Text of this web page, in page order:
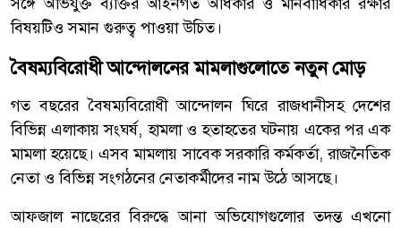
বিষয়টিও সমান গুরুত্ব পাওয়া উচিত।
বৈষম্যবিরোধী আন্দোলনের মামলাগুলোতে নতুন মোড়
গত বছরের বৈষম্যবিরোধী আন্দোলন ঘিরে রাজধানীসহ দেশের
বিভিন্ন এলাকায় সংঘর্ষ, হামলা ও হতাহতের ঘটনায় একের পর এক
মামলা হয়েছে। এসব মামলায় সাবেক সরকারি কর্মকর্তা, রাজনৈতিক
নেতা ও বিভিন্ন সংগঠনের নেতাকর্মীদের নাম উঠে আসছে।
আফজাল নাছেরের বিরুদ্ধে আনা অভিযোগগুলোর তদন্ত এখনো